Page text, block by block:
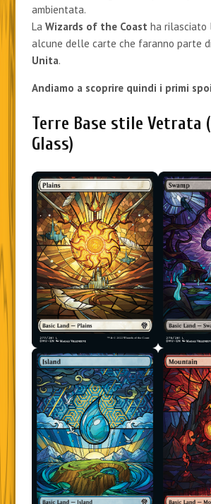
ambientata.
La Wizards of the Coast ha rilasciato
alcune delle carte che faranno parte di
Unita.
Andiamo a scoprire quindi i primi
Terre Base stile Vetrata
Glass)